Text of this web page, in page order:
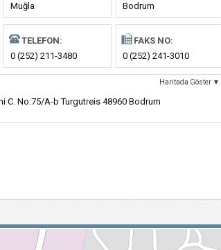
Muğla
Bodrum
TELEFON:
0 (252) 211-3480
FAKS NO:
0 (252) 241-3010
Haritada Göster ▼
C. No:75/A-b Turgutreis 48960 Bodrum